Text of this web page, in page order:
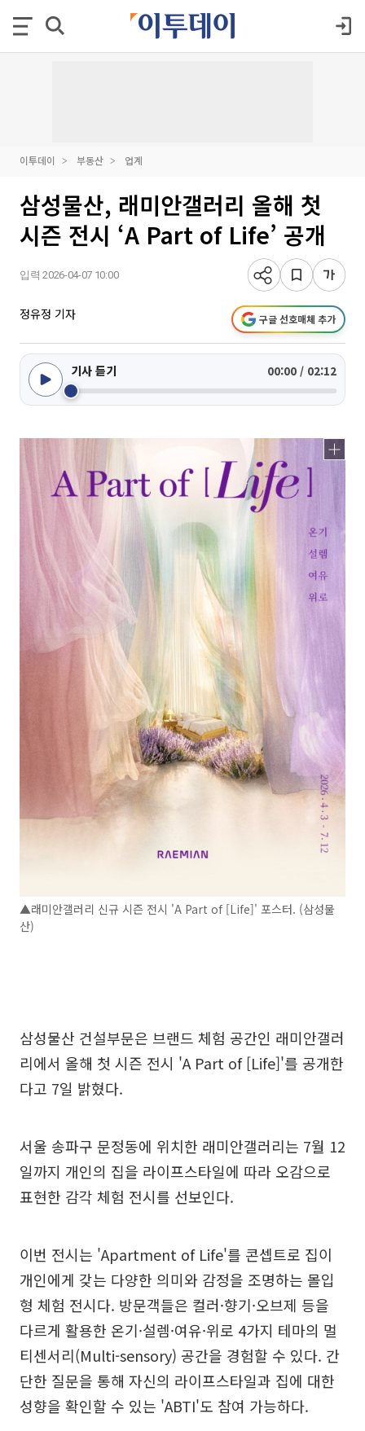
이투데이 부동산 업계
삼성물산, 래미안갤러리 올해 첫
시즌 전시 ‘A Part of Life’ 공개
입력 2026-04-07 10:00
정유정 기자 구글 선호매체 추가
기사 듣기 00:00 / 02:12
▲래미안갤러리 신규 시즌 전시 'A Part of [Life]' 포스터. (삼성물
산)
삼성물산 건설부문은 브랜드 체험 공간인 래미안갤러
리에서 올해 첫 시즌 전시 'A Part of [Life]'를 공개한
다고 7일 밝혔다.
서울 송파구 문정동에 위치한 래미안갤러리는 7월 12
일까지 개인의 집을 라이프스타일에 따라 오감으로
표현한 감각 체험 전시를 선보인다.
이번 전시는 'Apartment of Life'를 콘셉트로 집이
개인에게 갖는 다양한 의미와 감정을 조명하는 몰입
형 체험 전시다. 방문객들은 컬러·향기·오브제 등을
다르게 활용한 온기·설렘·여유·위로 4가지 테마의 멀
티센서리(Multi-sensory) 공간을 경험할 수 있다. 간
단한 질문을 통해 자신의 라이프스타일과 집에 대한
성향을 확인할 수 있는 'ABTI'도 참여 가능하다.